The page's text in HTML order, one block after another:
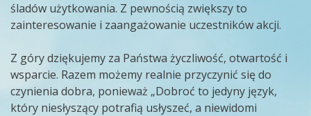
śladów użytkowania. Z pewnością zwiększy to
zainteresowanie i zaangażowanie uczestników akcji.
Z góry dziękujemy za Państwa życzliwość, otwartość i
wsparcie. Razem możemy realnie przyczynić się do
czynienia dobra, ponieważ „Dobroć to jedyny język,
który niesłyszący potrafią usłyszeć, a niewidomi